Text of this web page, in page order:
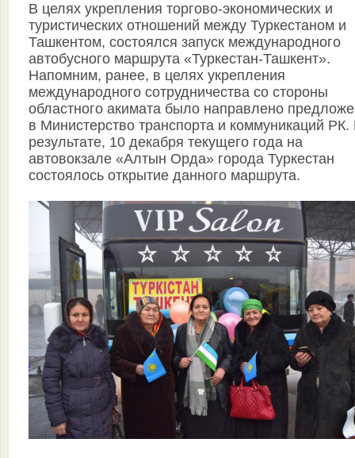
В целях укрепления торгово-экономических и
туристических отношений между Туркестаном и
Ташкентом, состоялся запуск международного
автобусного маршрута «Туркестан-Ташкент».
Напомним, ранее, в целях укрепления
международного сотрудничества со стороны
областного акимата было направлено
в Министерство транспорта и коммуникаций РК.
результате, 10 декабря текущего года на
автовокзале «Алтын Орда» города Туркестан
состоялось открытие данного маршрута.